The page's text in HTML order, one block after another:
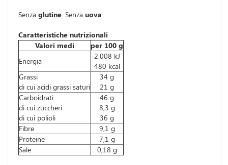
Senza glutine. Senza uova.
Caratteristiche nutrizionali
Valori medi
per 100 g
Energia
2.008 kJ
480 kcal
Grassi
di cui acidi grassi saturi
34 g
21 g
Carboidrati
di cui zuccheri
di cui polioli
46 g
8,3 g
36 g
Fibre
9,1 g
Proteine
7,1 g
Sale
0,18 g